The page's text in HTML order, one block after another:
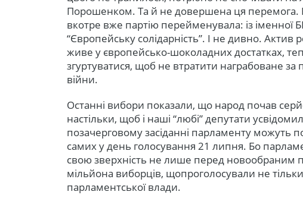
Порошенком. Та й не довершена ця перемога.
вкотре вже партію перейменувала: із іменної
“Європейську солідарність”. І не дивно. Актив
живе у європейсько-шоколадних достатках,
згуртуватися, щоб не втратити награбоване за
війни.
Останні вибори показали, що народ почав
настільки, щоб і наші “любі” депутати
позачерговому засіданні парламенту можуть
самих у день голосування 21 липня. Бо
свою зверхність не лише перед новообраним
мільйона виборців, щопроголосували не
парламентської влади.